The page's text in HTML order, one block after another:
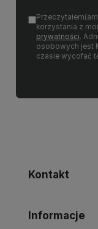
korzystania z
prywatności.
osobowych jest
czasie wycofać
Kontakt
Informacje